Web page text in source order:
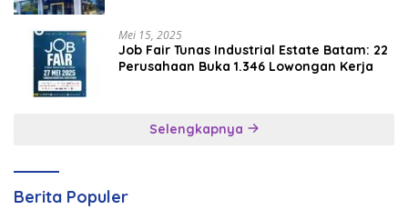
Mei 15, 2025
Job Fair Tunas Industrial Estate Batam: 22
Perusahaan Buka 1.346 Lowongan Kerja
Selengkapnya
Berita Populer